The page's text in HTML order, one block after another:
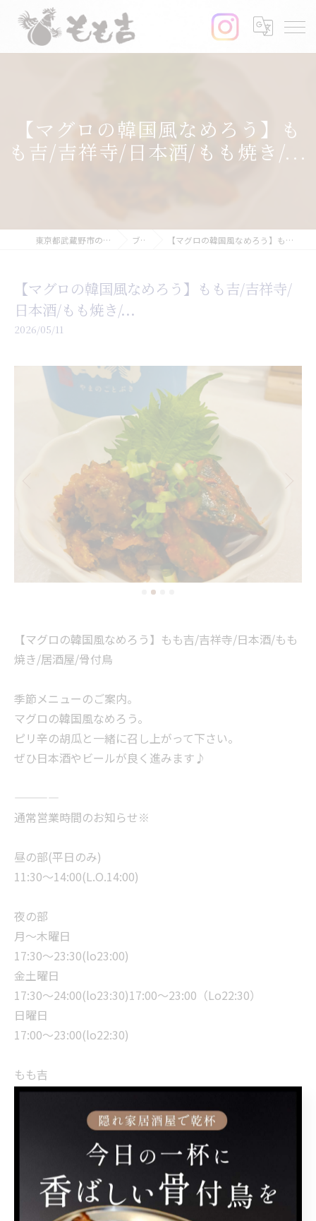
【マグロの韓国風なめろう】も
も吉/吉祥寺/日本酒/もも焼き/...
東京都武蔵野市の居酒屋ならもも吉 ブログ 【マグロの韓国風なめろう】もも吉/吉祥寺/日本酒/もも焼き/...
【マグロの韓国風なめろう】もも吉/吉祥寺/
日本酒/もも焼き/...
2026/05/11
【マグロの韓国風なめろう】もも吉/吉祥寺/日本酒/もも
焼き/居酒屋/骨付鳥
季節メニューのご案内。
マグロの韓国風なめろう。
ピリ辛の胡瓜と一緒に召し上がって下さい。
ぜひ日本酒やビールが良く進みます♪
————
通常営業時間のお知らせ※
昼の部(平日のみ)
11:30〜14:00(L.O.14:00)
夜の部
月〜木曜日
17:30〜23:30(lo23:00)
金土曜日
17:30〜24:00(lo23:30)17:00〜23:00（Lo22:30）
日曜日
17:00〜23:00(lo22:30)
もも吉
東京都武蔵野市吉祥寺本町1-34-3
#吉祥寺居酒屋 #吉祥寺グルメ #中央線グルメ #吉祥寺ラ
ンチ #吉祥寺飲み放題